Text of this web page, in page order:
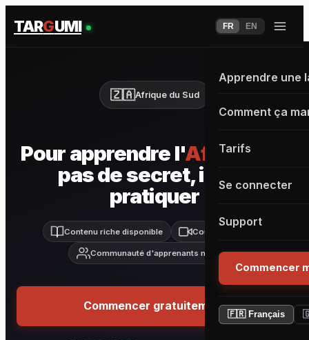
TARGUMI FR EN
Apprendre une
Comment ça
Tarifs
Se connecter
Support
Commencer
🇫🇷 Français
🇿🇦Afrique du Sud
Pour apprendre l'Afrikaans
pas de secret, il faut
pratiquer
Contenu riche disponible Cours live inclus
Communauté d'apprenants motivés
Commencer gratuitement